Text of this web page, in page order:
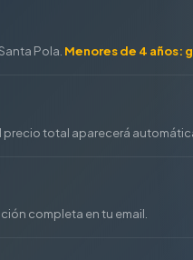
Pola. Menores de 4 años:
precio total aparecerá
completa en tu email.